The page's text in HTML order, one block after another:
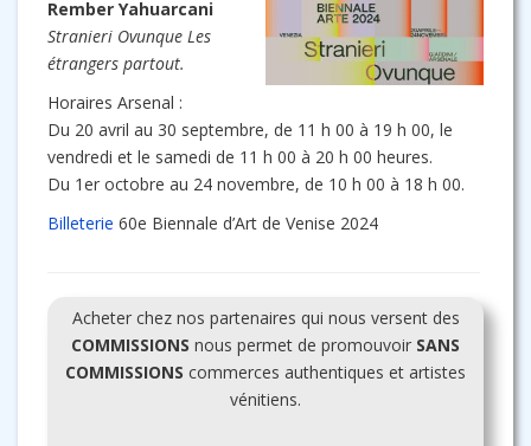
Rember Yahuarcani
Stranieri Ovunque Les
étrangers partout.
Horaires Arsenal :
Du 20 avril au 30 septembre, de 11 h 00 à 19 h 00, le
vendredi et le samedi de 11 h 00 à 20 h 00 heures.
Du 1er octobre au 24 novembre, de 10 h 00 à 18 h 00.
Billeterie 60e Biennale d’Art de Venise 2024
Acheter chez nos partenaires qui nous versent des
COMMISSIONS nous permet de promouvoir SANS
COMMISSIONS commerces authentiques et artistes
vénitiens.